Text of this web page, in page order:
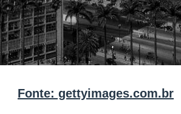
Fonte: gettyimages.com.br